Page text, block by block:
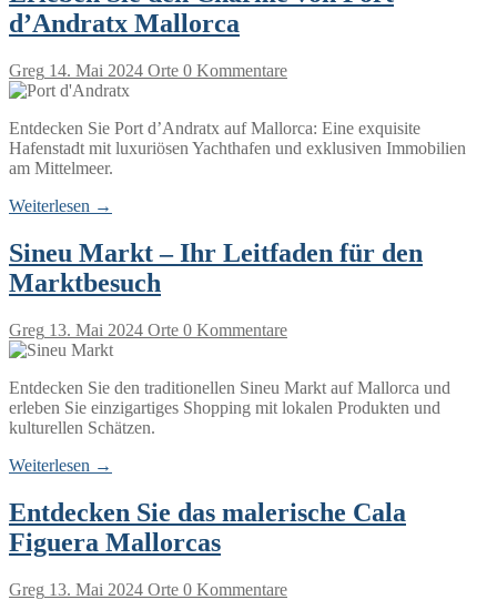
d’Andratx Mallorca
Greg 14. Mai 2024 Orte 0 Kommentare
Entdecken Sie Port d’Andratx auf Mallorca: Eine exquisite
Hafenstadt mit luxuriösen Yachthafen und exklusiven Immobilien
am Mittelmeer.
Weiterlesen →
Sineu Markt – Ihr Leitfaden für den
Marktbesuch
Greg 13. Mai 2024 Orte 0 Kommentare
Entdecken Sie den traditionellen Sineu Markt auf Mallorca und
erleben Sie einzigartiges Shopping mit lokalen Produkten und
kulturellen Schätzen.
Weiterlesen →
Entdecken Sie das malerische Cala
Figuera Mallorcas
Greg 13. Mai 2024 Orte 0 Kommentare